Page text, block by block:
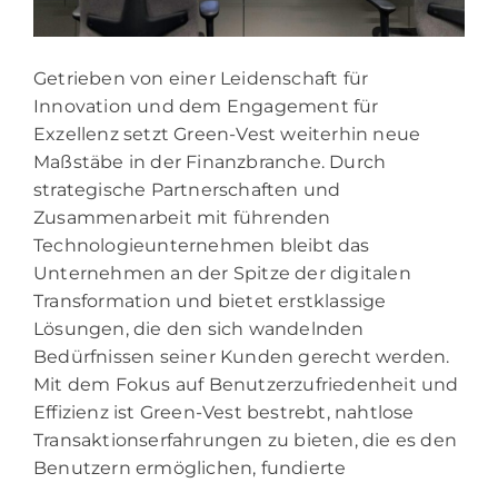
Getrieben von einer Leidenschaft für
Innovation und dem Engagement für
Exzellenz setzt Green-Vest weiterhin neue
Maßstäbe in der Finanzbranche. Durch
strategische Partnerschaften und
Zusammenarbeit mit führenden
Technologieunternehmen bleibt das
Unternehmen an der Spitze der digitalen
Transformation und bietet erstklassige
Lösungen, die den sich wandelnden
Bedürfnissen seiner Kunden gerecht werden.
Mit dem Fokus auf Benutzerzufriedenheit und
Effizienz ist Green-Vest bestrebt, nahtlose
Transaktionserfahrungen zu bieten, die es den
Benutzern ermöglichen, fundierte